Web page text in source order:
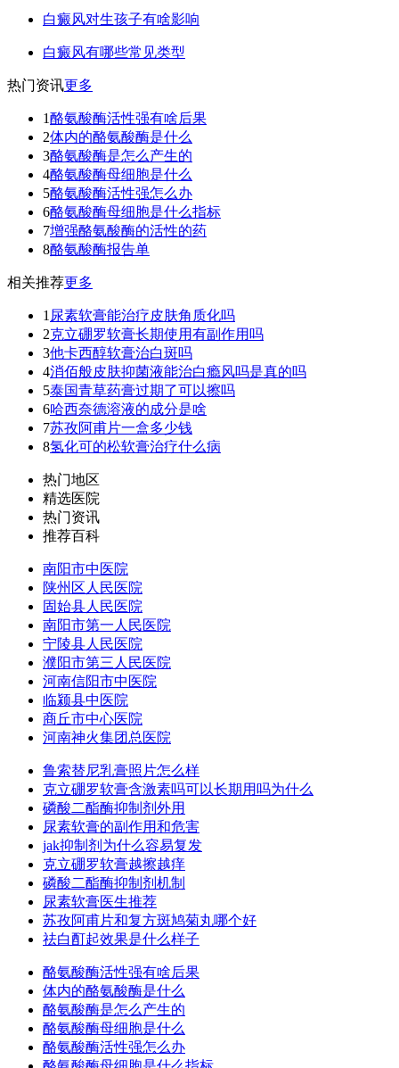
白癜风对生孩子有啥影响
白癜风有哪些常见类型
热门资讯更多
1酪氨酸酶活性强有啥后果
2体内的酪氨酸酶是什么
3酪氨酸酶是怎么产生的
4酪氨酸酶母细胞是什么
5酪氨酸酶活性强怎么办
6酪氨酸酶母细胞是什么指标
7增强酪氨酸酶的活性的药
8酪氨酸酶报告单
相关推荐更多
1 尿素软膏能治疗皮肤角质化吗
2克立硼罗软膏长期使用有副作用吗
3他卡西醇软膏治白斑吗
4消佰般皮肤抑菌液能治白瘾风吗是真的吗
5泰国青草药膏过期了可以擦吗
6哈西奈德溶液的成分是啥
7苏孜阿甫片一盒多少钱
8氢化可的松软膏治疗什么病
热门地区
精选医院
热门资讯
推荐百科
南阳市中医院
陕州区人民医院
固始县人民医院
南阳市第一人民医院
宁陵县人民医院
濮阳市第三人民医院
河南信阳市中医院
临颍县中医院
商丘市中心医院
河南神火集团总医院
鲁索替尼乳膏照片怎么样
克立硼罗软膏含激素吗可以长期用吗为什么
磷酸二酯酶抑制剂外用
尿素软膏的副作用和危害
jak抑制剂为什么容易复发
克立硼罗软膏越擦越痒
磷酸二酯酶抑制剂机制
尿素软膏医生推荐
苏孜阿甫片和复方斑鸠菊丸哪个好
祛白酊起效果是什么样子
酪氨酸酶活性强有啥后果
体内的酪氨酸酶是什么
酪氨酸酶是怎么产生的
酪氨酸酶母细胞是什么
酪氨酸酶活性强怎么办